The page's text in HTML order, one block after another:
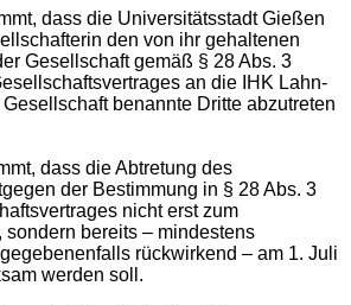
dass die Universitätsstadt Gießen
den von ihr gehaltenen
Gesellschaft gemäß § 28 Abs. 3
an die IHK Lahn-
benannte Dritte abzutreten
dass die Abtretung des
der Bestimmung in § 28 Abs. 3
nicht erst zum
sondern bereits – mindestens
rückwirkend – am 1. Juli
werden soll.